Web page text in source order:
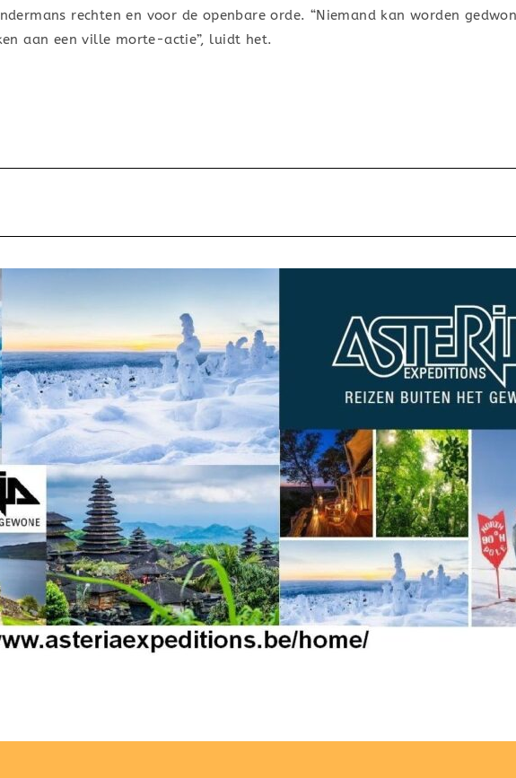
rechten en voor de openbare orde. “Niemand kan worden
aan een ville morte-actie”, luidt het.